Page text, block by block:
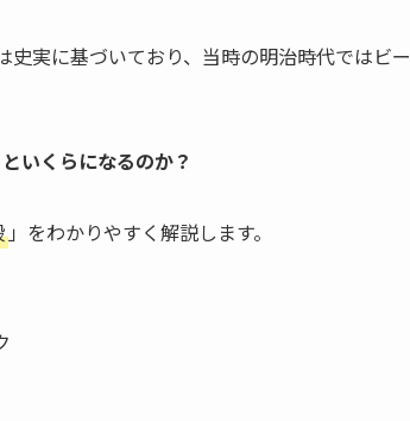
実に基づいており、当時の明治時代ではビー
いくらになるのか？
」をわかりやすく解説します。